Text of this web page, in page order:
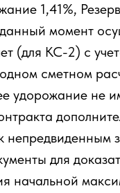
1,41%,
момент
(для КС-2) с
сметном
удорожание не
непредвиденным
для
начальной